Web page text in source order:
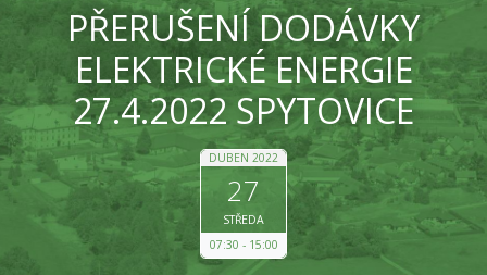
PŘERUŠENÍ DODÁVKY
ELEKTRICKÉ ENERGIE
27.4.2022 SPYTOVICE
DUBEN 2022
27
STŘEDA
07:30
15:00